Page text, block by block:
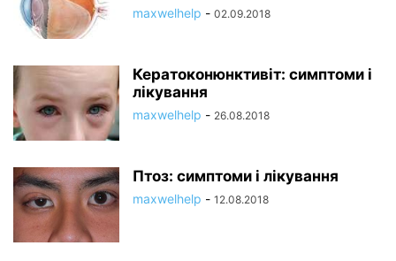
maxwelhelp - 02.09.2018
Кератоконюнктивіт: симптоми і
лікування
maxwelhelp - 26.08.2018
Птоз: симптоми і лікування
maxwelhelp - 12.08.2018